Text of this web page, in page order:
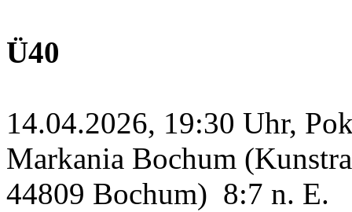
Ü40
14.04.2026, 19:30 Uhr,
Markania Bochum
44809 Bochum) 8:7 n. E.